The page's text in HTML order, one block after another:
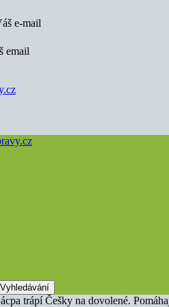
e-mail
email
trápí Češky na dovolené.